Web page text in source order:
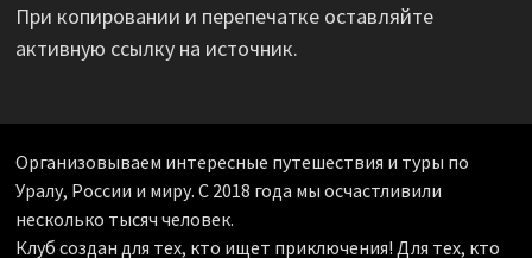
При копировании и перепечатке оставляйте
активную ссылку на источник.
Организовываем интересные путешествия и туры по
Уралу, России и миру. С 2018 года мы осчастливили
несколько тысяч человек.
Клуб создан для тех, кто ищет приключения! Для тех, кто